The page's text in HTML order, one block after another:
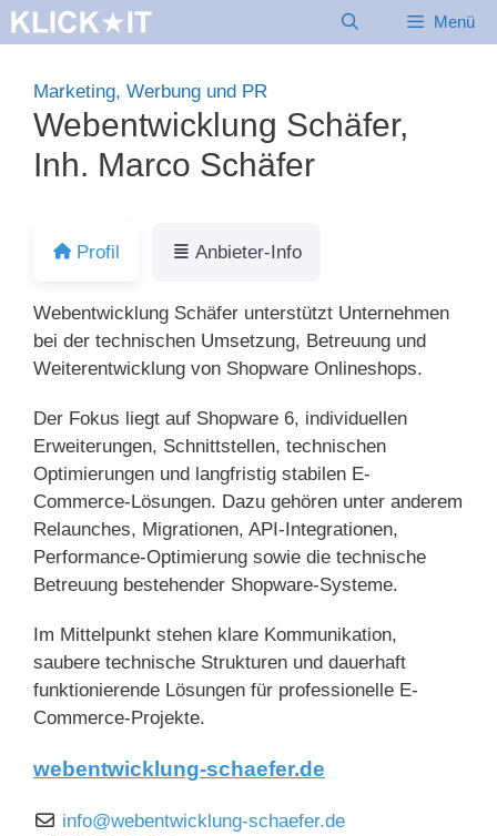
Zum
Inhalt
Menü
Marketing, Werbung und PR
Webentwicklung Schäfer,
Inh. Marco Schäfer
Profil Anbieter-Info
Webentwicklung Schäfer unterstützt Unternehmen
bei der technischen Umsetzung, Betreuung und
Weiterentwicklung von Shopware Onlineshops.
Der Fokus liegt auf Shopware 6, individuellen
Erweiterungen, Schnittstellen, technischen
Optimierungen und langfristig stabilen E-
Commerce-Lösungen. Dazu gehören unter anderem
Relaunches, Migrationen, API-Integrationen,
Performance-Optimierung sowie die technische
Betreuung bestehender Shopware-Systeme.
Im Mittelpunkt stehen klare Kommunikation,
saubere technische Strukturen und dauerhaft
funktionierende Lösungen für professionelle E-
Commerce-Projekte.
webentwicklung-schaefer.de
info@webentwicklung-schaefer.de